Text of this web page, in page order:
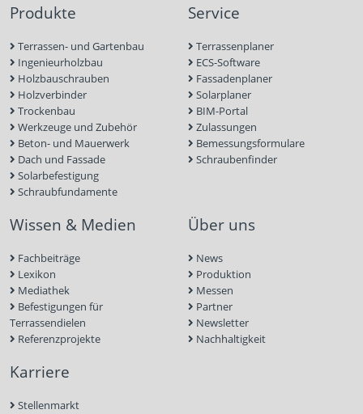
Produkte
Terrassen- und Gartenbau
Ingenieurholzbau
Holzbauschrauben
Holzverbinder
Trockenbau
Werkzeuge und Zubehör
Beton- und Mauerwerk
Dach und Fassade
Solarbefestigung
Schraubfundamente
Service
Terrassenplaner
ECS-Software
Fassadenplaner
Solarplaner
BIM-Portal
Zulassungen
Bemessungsformulare
Schraubenfinder
Wissen & Medien
Fachbeiträge
Lexikon
Mediathek
Befestigungen für
Terrassendielen
Referenzprojekte
Über uns
News
Produktion
Messen
Partner
Newsletter
Nachhaltigkeit
Karriere
Stellenmarkt